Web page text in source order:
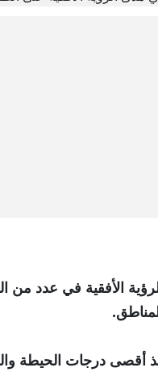
الأفقية في عدد من
درجات الحيطة